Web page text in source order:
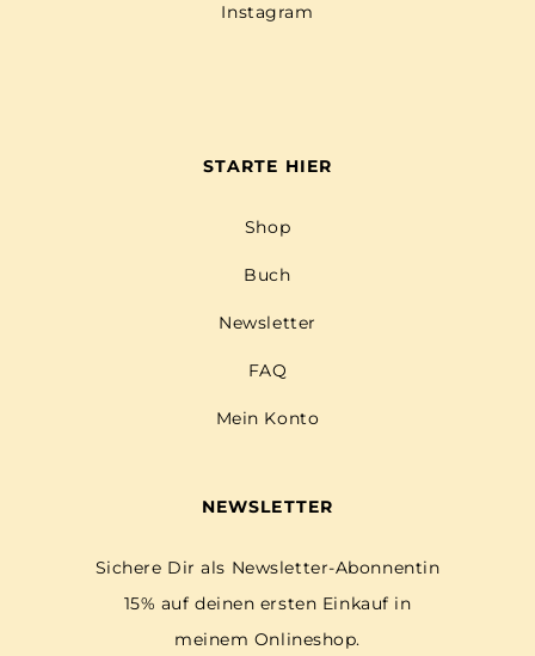
Instagram
STARTE HIER
Shop
Buch
Newsletter
FAQ
Mein Konto
NEWSLETTER
Sichere Dir als Newsletter-Abonnentin
15% auf deinen ersten Einkauf in
meinem Onlineshop.